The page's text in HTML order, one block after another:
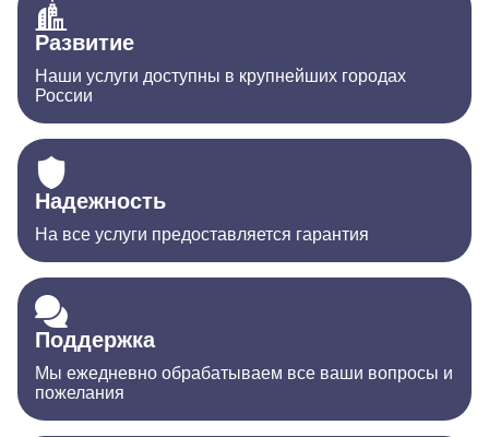
Развитие
Наши услуги доступны в крупнейших городах
России
Надежность
На все услуги предоставляется гарантия
Поддержка
Мы ежедневно обрабатываем все ваши вопросы и
пожелания